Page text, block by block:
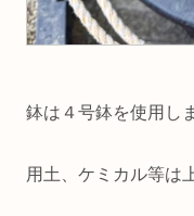
鉢は４号鉢を使用し
用土、ケミカル等は